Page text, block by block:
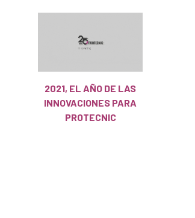
2021, EL AÑO DE LAS
INNOVACIONES PARA
PROTECNIC